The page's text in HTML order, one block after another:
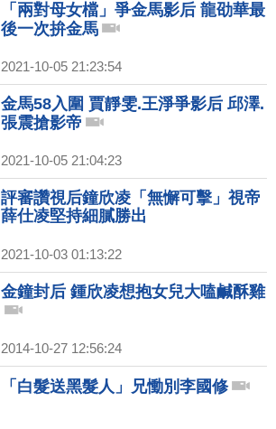
「兩對母女檔」爭金馬影后 龍劭華最
後一次拚金馬
2021-10-05 21:23:54
金馬58入圍 賈靜雯.王淨爭影后 邱澤.
張震搶影帝
2021-10-05 21:04:23
評審讚視后鐘欣凌「無懈可擊」視帝
薛仕凌堅持細膩勝出
2021-10-03 01:13:22
金鐘封后 鍾欣凌想抱女兒大嗑鹹酥雞
2014-10-27 12:56:24
「白髮送黑髮人」兄慟別李國修